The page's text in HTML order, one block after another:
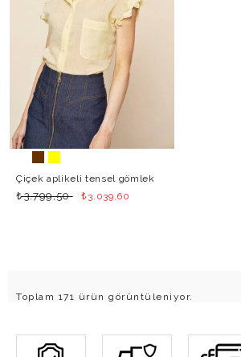
Çiçek aplikeli tensel gömlek
₺3.799,50 ₺3.039,60
Toplam 171 ürün görüntüleniyor.